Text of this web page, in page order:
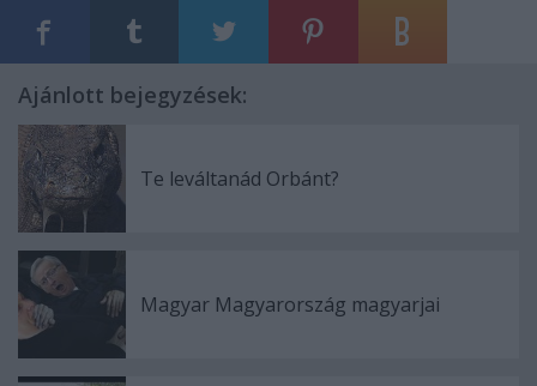
Ajánlott bejegyzések:
Te leváltanád Orbánt?
Magyar Magyarország magyarjai